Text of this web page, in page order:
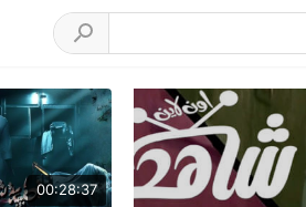
00:28:37